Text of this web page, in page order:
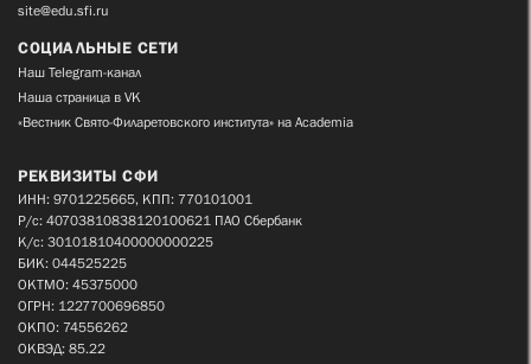
site@edu.sfi.ru
СОЦИАЛЬНЫЕ СЕТИ
Наш Telegram-канал
Наша страница в VK
«Вестник Свято-Филаретовского института» на Academia
РЕКВИЗИТЫ СФИ
ИНН: 9701225665, КПП: 770101001
Р/с: 40703810838120100621 ПАО Сбербанк
К/с: 30101810400000000225
БИК: 044525225
ОКТМО: 45375000
ОГРН: 1227700696850
ОКПО: 74556262
ОКВЭД: 85.22